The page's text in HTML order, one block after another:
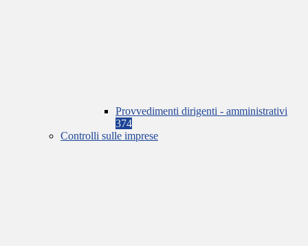
Provvedimenti dirigenti - amministrativi
374
Controlli sulle imprese